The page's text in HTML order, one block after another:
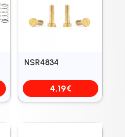
NSR4834
4,19€